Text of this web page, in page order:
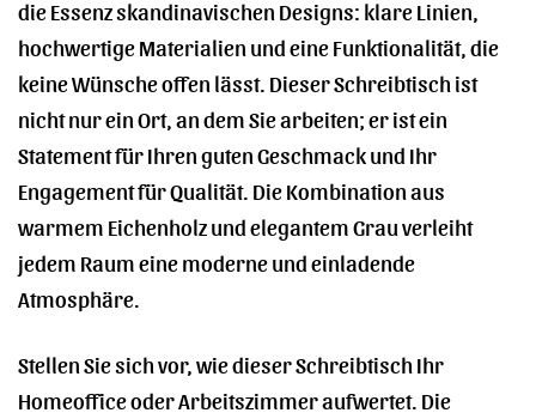
die Essenz skandinavischen Designs: klare Linien,
hochwertige Materialien und eine Funktionalität, die
keine Wünsche offen lässt. Dieser Schreibtisch ist
nicht nur ein Ort, an dem Sie arbeiten; er ist ein
Statement für Ihren guten Geschmack und Ihr
Engagement für Qualität. Die Kombination aus
warmem Eichenholz und elegantem Grau verleiht
jedem Raum eine moderne und einladende
Atmosphäre.
Stellen Sie sich vor, wie dieser Schreibtisch Ihr
Homeoffice oder Arbeitszimmer aufwertet. Die